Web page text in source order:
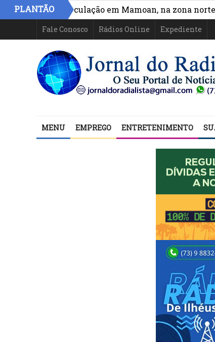
PLANTÃO
e circulação em Mamoan, na zona norte de
Fale Conosco Rádios Online Expediente
MENU EMPREGO ENTRETENIMENTO